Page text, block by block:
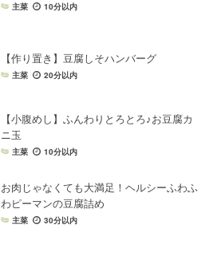
主菜 10分以内
【作り置き】豆腐しそハンバーグ
主菜 20分以内
【小腹めし】ふんわりとろとろ♪お豆腐カ
ニ玉
主菜 10分以内
お肉じゃなくても大満足！ヘルシーふわふ
わピーマンの豆腐詰め
主菜 30分以内